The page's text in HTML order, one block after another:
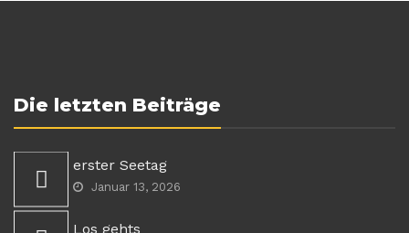
Die letzten Beiträge
erster Seetag
Januar 13, 2026
Los gehts